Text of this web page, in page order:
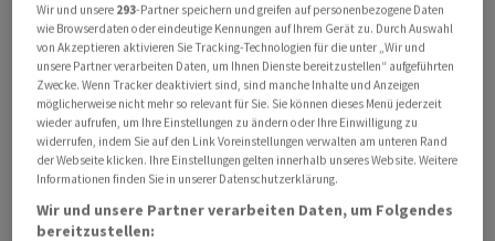
Mit dem Erreichten hat die Swisscom die Erwartungen
von Analysten sowie ihre eigenen in etwa erreicht.
Allerdings hielt sich das Überraschungspotenzial in
Grenzen, denn zur Präsentation der Zahlen zum dritten
Quartal hatte die Swisscom ihre Umsatzziele bereits
präzisiert und dabei leicht gesenkt.
Wir und unsere 293-Partner speichern und greifen auf personenbezogene Daten
wie Browserdaten oder eindeutige Kennungen auf Ihrem Gerät zu. Durch Auswahl
von Akzeptieren aktivieren Sie Tracking-Technologien für die unter „Wir und
unsere Partner verarbeiten Daten, um Ihnen Dienste bereitzustellen“ aufgeführten
Zwecke. Wenn Tracker deaktiviert sind, sind manche Inhalte und Anzeigen
möglicherweise nicht mehr so relevant für Sie. Sie können dieses Menü jederzeit
wieder aufrufen, um Ihre Einstellungen zu ändern oder Ihre Einwilligung zu
widerrufen, indem Sie auf den Link Voreinstellungen verwalten am unteren Rand
der Webseite klicken. Ihre Einstellungen gelten innerhalb unseres Website. Weitere
Informationen finden Sie in unserer Datenschutzerklärung.
Wir und unsere Partner verarbeiten Daten, um Folgendes
bereitzustellen: